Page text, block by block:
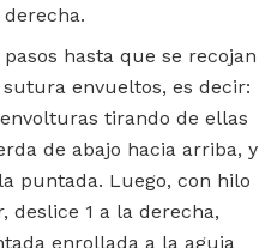
hasta que se recojan
envueltos, es decir:
tirando de ellas
de abajo hacia arriba, y
puntada. Luego, con hilo
deslice 1 a la derecha,
enrollada a la aguja